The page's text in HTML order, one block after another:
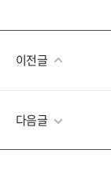
이전글
다음글